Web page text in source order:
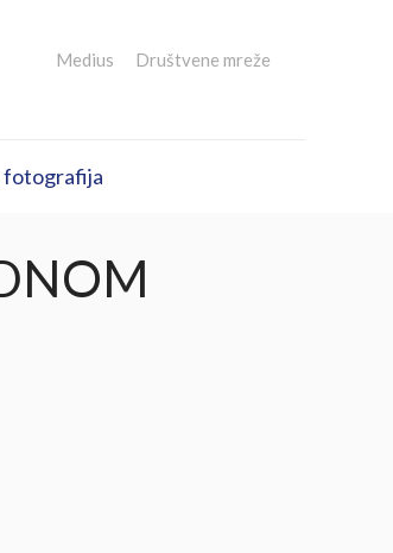
fotografija
Medius Društvene mreže